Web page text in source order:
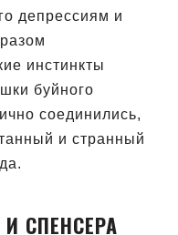
депрессиям и
инстинкты
буйного
соединились,
и странный
СПЕНСЕРА